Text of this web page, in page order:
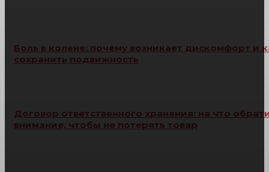
Боль в колене: почему возникает дискомфорт и
сохранить подвижность
Договор ответственного хранения: на что
внимание, чтобы не потерять товар